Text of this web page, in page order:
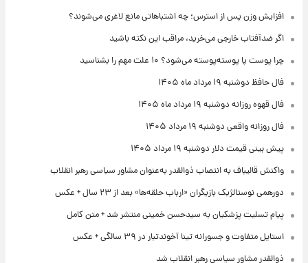
افزایش وزن پس از استرس؛ چه اشتباهاتی مانع لاغری می‌شوند؟
اگر ضدآفتاب خارجی می‌خرید، مراقب این نکته باشید
چرا پوست پا پوسته‌پوسته می‌شود؟ ۱۰ علت مهم را بشناسید
فال حافظ دوشنبه ۱۹ مرداد ماه ۱۴۰۵
فال قهوه روزانه دوشنبه ۱۹ مرداد ماه ۱۴۰۵
فال روزانه واقعی دوشنبه ۱۹ مرداد ۱۴۰۵
پیش‌ بینی قیمت دلار دوشنبه ۱۹ مرداد ۱۴۰۵
واکنش قالیباف به انتصاب ذوالقدر به‌عنوان مشاور سیاسی رهبر انقلاب
دورهمی نوستالژیک بازیگران «ارباب حلقه‌ها» بعد از ۲۳ سال + عکس
پیام تسلیت پزشکیان به سیدحسن خمینی منتشر شد + متن کامل
استایل متفاوت و جسورانه تینا آخوندتبار در ۳۹ سالگی + عکس
ذوالقدر مشاور سیاسی رهبر انقلاب شد